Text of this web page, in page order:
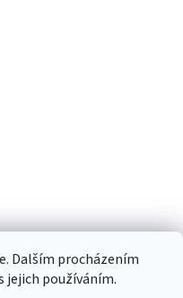
Dalším procházením
jejich používáním.